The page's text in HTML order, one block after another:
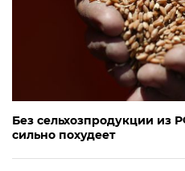
Без сельхозпродукции из
сильно похудеет